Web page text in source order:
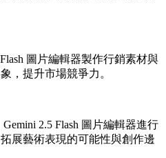
圖片編輯器製作行銷素材與
，提升市場競爭力。
2.5 Flash 圖片編輯器進行
展藝術表現的可能性與創作邊